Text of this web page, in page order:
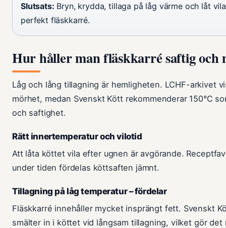
Slutsats: Bryn, krydda, tillaga på låg värme och låt
perfekt fläskkarré.
Hur håller man fläskkarré saftig och
Låg och lång tillagning är hemligheten. LCHF-arkivet
mörhet, medan Svenskt Kött rekommenderar 150°C
och saftighet.
Rätt innertemperatur och vilotid
Att låta köttet vila efter ugnen är avgörande.
under tiden fördelas köttsaften jämnt.
Tillagning på låg temperatur – fördelar
Fläskkarré innehåller mycket insprängt fett. Svenskt
smälter in i köttet vid långsam tillagning, vilket gör det